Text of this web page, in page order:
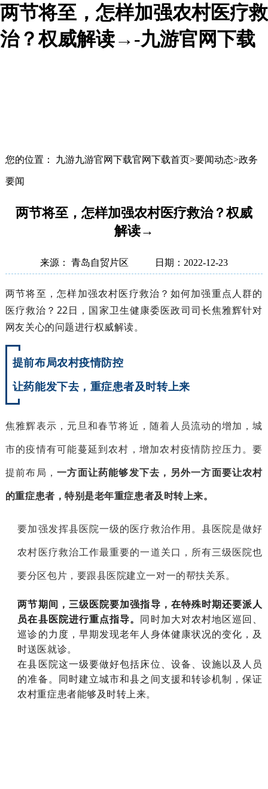
两节将至，怎样加强农村医疗救
治？权威解读→-九游官网下载
您的位置： 九游九游官网下载官网下载首页>要闻动态>政务
要闻
两节将至，怎样加强农村医疗救治？权威
解读→
来源： 青岛自贸片区 日期：2022-12-23
两节将至，怎样加强农村医疗救治？ 如何加强重点人群的
医疗救治？ 22日，国家卫生健康委医政司司长焦雅辉针对
网友关心的问题进行权威解读。
提前布局农村疫情防控
让药能发下去，重症患者及时转上来
焦雅辉表示， 元旦和春节将近，随着人员流动的增加，城
市的疫情有可能蔓延到农村，增加农村疫情防控压力。要
提前布局，一方面让药能够发下去，另外一方面要让农村
的重症患者，特别是老年重症患者及时转上来。
要加强发挥县医院一级的医疗救治作用。县医院是做好
农村医疗救治工作最重要的一道关口， 所有三级医院也
要分区包片，要跟县医院建立一对一的帮扶关系。
两节期间，三级医院要加强指导，在特殊时期还要派人
员在县医院进行重点指导。 同时加大对农村地区巡回、
巡诊的力度，早期发现老年人身体健康状况的变化，及
时送医就诊。
在县医院这一级要做好包括床位、设备、设施以及人员
的准备。同时建立城市和县之间支援和转诊机制，保证
农村重症患者能够及时转上来。